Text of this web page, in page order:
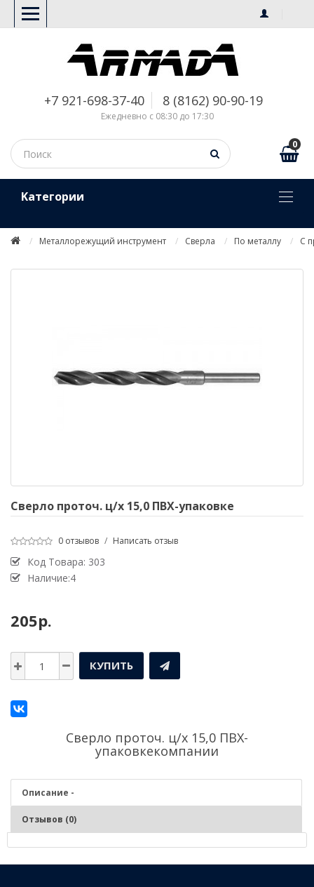
+7 921-698-37-40 8 (8162) 90-90-19
Ежедневно с 08:30 до 17:30
0
Kатегории
Металлорежущий инструмент Сверла По металлу С
Сверло проточ. ц/х 15,0 ПВХ-упаковке
0 отзывов / Написать отзыв
Код Товара: 303
Наличие:4
205р.
КУПИТЬ
Сверло проточ. ц/х 15,0 ПВХ-
упаковкекомпании
Описание -
Отзывов (0)